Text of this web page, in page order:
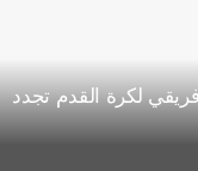
لكرة القدم تجدد